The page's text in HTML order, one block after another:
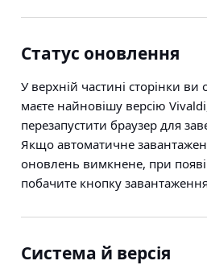
Статус оновлення
У верхній частині сторінки ви
маєте найновішу версію
перезапустити браузер для
Якщо автоматичне
оновлень вимкнене, при появі
побачите кнопку
Система й версія